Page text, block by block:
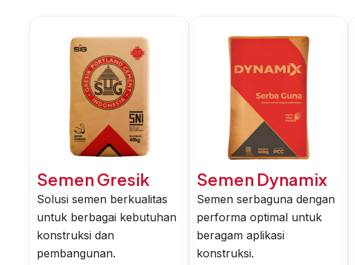
Semen Gresik
Solusi semen berkualitas
untuk berbagai kebutuhan
konstruksi dan
pembangunan.
Semen Dynamix
Semen serbaguna dengan
performa optimal untuk
beragam aplikasi
konstruksi.